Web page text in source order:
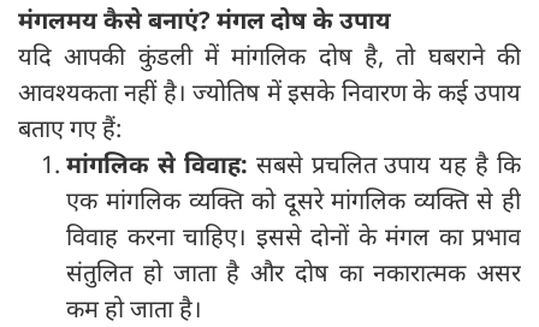
मंगलमय कैसे बनाएं? मंगल दोष के उपाय
यदि आपकी कुंडली में मांगलिक दोष है, तो घबराने की
आवश्यकता नहीं है। ज्योतिष में इसके निवारण के कई उपाय
बताए गए हैं:
मांगलिक से विवाह: सबसे प्रचलित उपाय यह है कि
एक मांगलिक व्यक्ति को दूसरे मांगलिक व्यक्ति से ही
विवाह करना चाहिए। इससे दोनों के मंगल का प्रभाव
संतुलित हो जाता है और दोष का नकारात्मक असर
कम हो जाता है।